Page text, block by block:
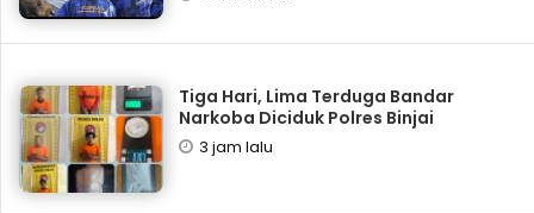
Tiga Hari, Lima Terduga Bandar
Narkoba Diciduk Polres Binjai
3 jam lalu